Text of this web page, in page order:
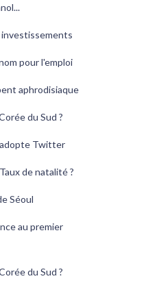
pour l'emploi
aphrodisiaque
du Sud ?
adopte Twitter
de natalité ?
Séoul
au premier
du Sud ?